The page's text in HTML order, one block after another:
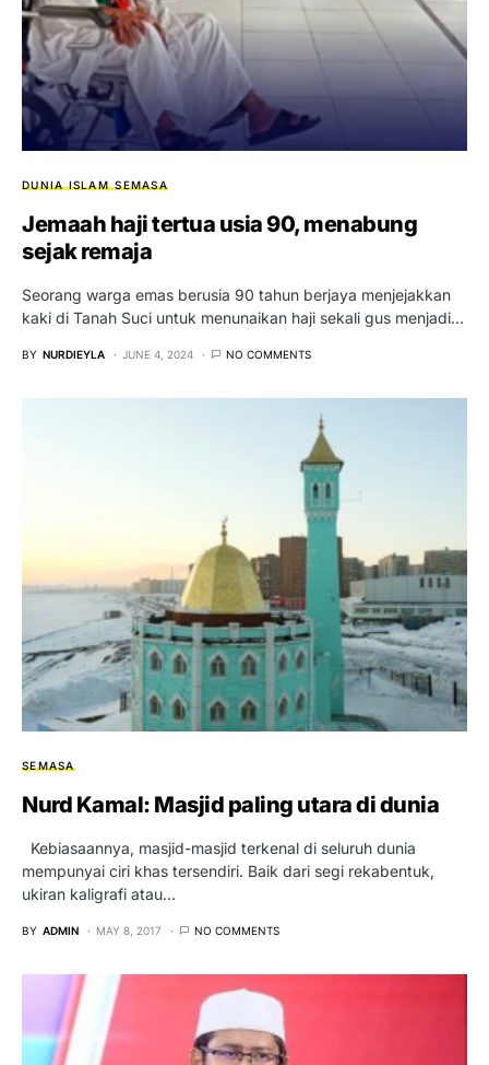
DUNIA ISLAM SEMASA
Jemaah haji tertua usia 90, menabung
sejak remaja
Seorang warga emas berusia 90 tahun berjaya menjejakkan
kaki di Tanah Suci untuk menunaikan haji sekali gus menjadi…
BY NURDIEYLA JUNE 4, 2024 NO COMMENTS
SEMASA
Nurd Kamal: Masjid paling utara di dunia
Kebiasaannya, masjid-masjid terkenal di seluruh dunia
mempunyai ciri khas tersendiri. Baik dari segi rekabentuk,
ukiran kaligrafi atau…
BY ADMIN MAY 8, 2017 NO COMMENTS